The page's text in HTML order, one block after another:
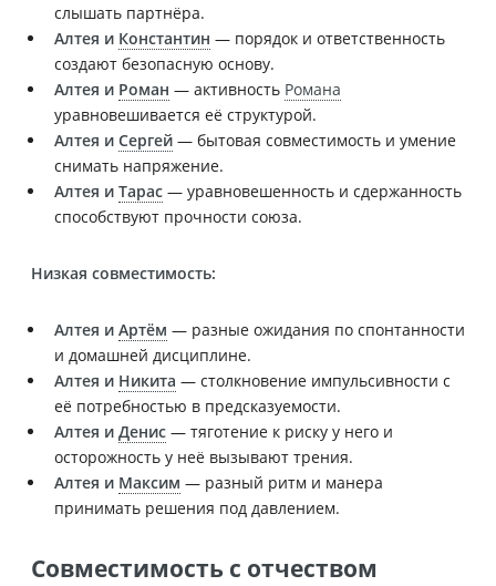
слышать партнёра.
Алтея и Константин — порядок и ответственность
создают безопасную основу.
Алтея и Роман — активность Романа
уравновешивается её структурой.
Алтея и Сергей — бытовая совместимость и умение
снимать напряжение.
Алтея и Тарас — уравновешенность и сдержанность
способствуют прочности союза.
Низкая совместимость:
Алтея и Артём — разные ожидания по спонтанности
и домашней дисциплине.
Алтея и Никита — столкновение импульсивности с
её потребностью в предсказуемости.
Алтея и Денис — тяготение к риску у него и
осторожность у неё вызывают трения.
Алтея и Максим — разный ритм и манера
принимать решения под давлением.
Совместимость с отчеством